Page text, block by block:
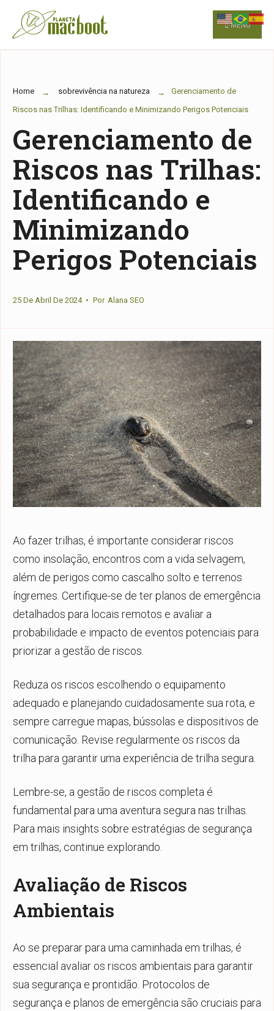
Skip
to
MENU
Home sobrevivência na natureza
Gerenciamento de
Riscos nas Trilhas: Identificando e Minimizando Perigos Potenciais
Gerenciamento de
Riscos nas Trilhas:
Identificando e
Minimizando
Perigos Potenciais
25 De Abril De 2024 • Por Alana SEO
Ao fazer trilhas, é importante considerar riscos
como insolação, encontros com a vida selvagem,
além de perigos como cascalho solto e terrenos
íngremes. Certifique-se de ter planos de emergência
detalhados para locais remotos e avaliar a
probabilidade e impacto de eventos potenciais para
priorizar a gestão de riscos.
Reduza os riscos escolhendo o equipamento
adequado e planejando cuidadosamente sua rota, e
sempre carregue mapas, bússolas e dispositivos de
comunicação. Revise regularmente os riscos da
trilha para garantir uma experiência de trilha segura.
Lembre-se, a gestão de riscos completa é
fundamental para uma aventura segura nas trilhas.
Para mais insights sobre estratégias de segurança
em trilhas, continue explorando.
Avaliação de Riscos
Ambientais
Ao se preparar para uma caminhada em trilhas, é
essencial avaliar os riscos ambientais para garantir
sua segurança e prontidão. Protocolos de
segurança e planos de emergência são cruciais para